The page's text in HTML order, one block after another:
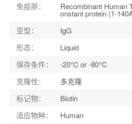
免疫原： Recombinant Human
onstant protein (1-
亚型：
IgG
形态：
Liquid
保存条件：
-20°C or -80°C
克隆性：
多克隆
标记物：
Biotin
适应物种：
Human